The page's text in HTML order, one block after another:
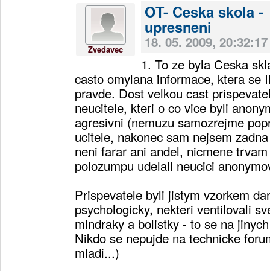
Zvedavec
OT- Ceska skola -
upresneni
18. 05. 2009, 20:32:17
1. To ze byla Ceska
casto omylana informace, ktera se
pravde. Dost velkou cast
neucitele, kteri o co vice byli
agresivni (nemuzu samozrejme
ucitele, nakonec sam nejsem
neni farar ani andel, nicmene
polozumpu udelali neucici
Prispevatele byli jistym vzorkem
psychologicky, nekteri ventilovali
mindraky a bolistky - to se na
Nikdo se nepujde na technicke
mladi...)